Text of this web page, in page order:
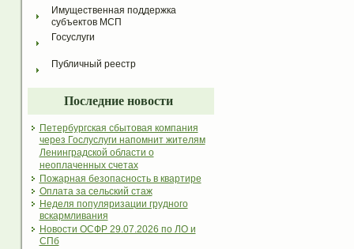
Имущественная поддержка
субъектов МСП
Госуслуги
Публичный реестр
Последние новости
Петербургская сбытовая компания
через Гослуслуги напомнит жителям
Ленинградской области о
неоплаченных счетах
Пожарная безопасность в квартире
Оплата за сельский стаж
Неделя популяризации грудного
вскармливания
Новости ОСФР 29.07.2026 по ЛО и
СПб